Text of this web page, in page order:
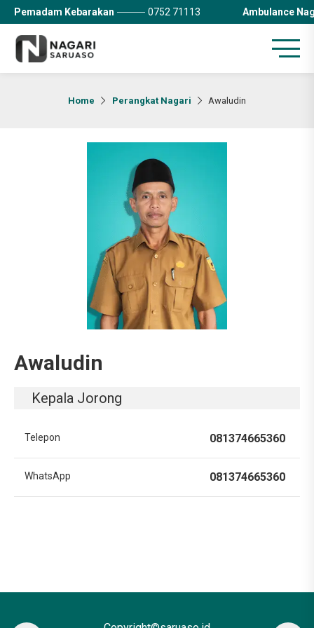
Pemadam Kebarakan 0752 71113 Ambulance
Home Perangkat Nagari Awaludin
Awaludin
Kepala Jorong
Telepon 081374665360
WhatsApp 081374665360